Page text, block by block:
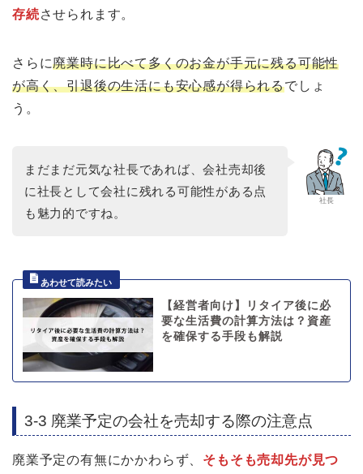
存続させられます。
さらに廃業時に比べて多くのお金が手元に残る可能性
が高く、引退後の生活にも安心感が得られるでしょ
う。
社長
まだまだ元気な社長であれば、会社売却後
に社長として会社に残れる可能性がある点
も魅力的ですね。
【経営者向け】リタイア後に必
要な生活費の計算方法は？資産
を確保する手段も解説
3-3 廃業予定の会社を売却する際の注意点
廃業予定の有無にかかわらず、 そもそも売却先が見つ